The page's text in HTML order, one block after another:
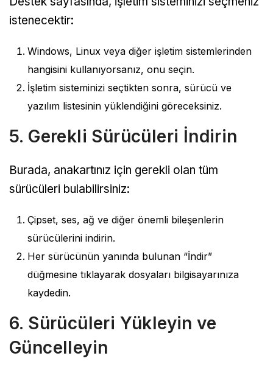
istenecektir:
Windows, Linux veya diğer işletim sistemlerinden
hangisini kullanıyorsanız, onu seçin.
İşletim sisteminizi seçtikten sonra, sürücü ve
yazılım listesinin yüklendiğini göreceksiniz.
5. Gerekli Sürücüleri İndirin
Burada, anakartınız için gerekli olan tüm
sürücüleri bulabilirsiniz:
Çipset, ses, ağ ve diğer önemli bileşenlerin
sürücülerini indirin.
Her sürücünün yanında bulunan “İndir”
düğmesine tıklayarak dosyaları bilgisayarınıza
kaydedin.
6. Sürücüleri Yükleyin ve
Güncelleyin